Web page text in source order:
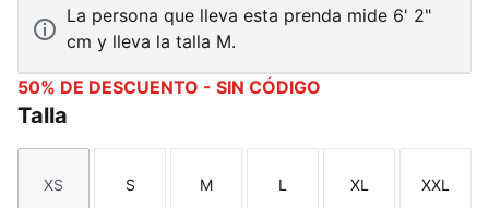
La persona que lleva esta prenda mide 6' 2"
cm y lleva la talla M.
50% DE DESCUENTO - SIN CÓDIGO
Talla
Talla
XS
Talla
S
Talla
M
Talla
L
Talla
XL
Talla
XXL